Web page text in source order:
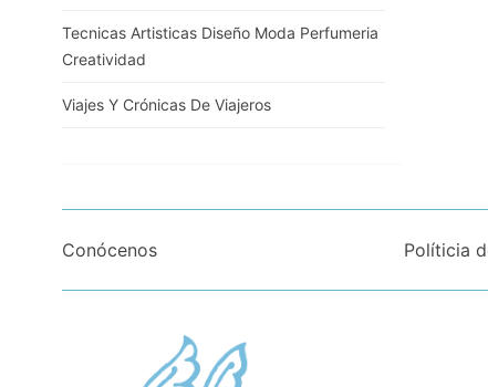
Tecnicas Artisticas Diseño Moda Perfumeria
Creatividad
Viajes Y Crónicas De Viajeros
Conócenos Políticia